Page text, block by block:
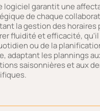
logiciel garantit une
de chaque
la gestion des horaires
fluidité et efficacité,
ou de la
adaptant les plannings
saisonnières et aux